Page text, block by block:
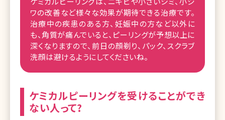
ワの改善など様々な効果が期待できる治療です。
治療中の疾患のある方、妊娠中の方など以外に
も、角質が痛んでいると、ピーリングが予想以上に
深くなりますので、前日の顔剃り、パック、スクラブ
洗顔は避けるようにしてくださいね。
ケミカルピーリングを受けることができ
ない人って?